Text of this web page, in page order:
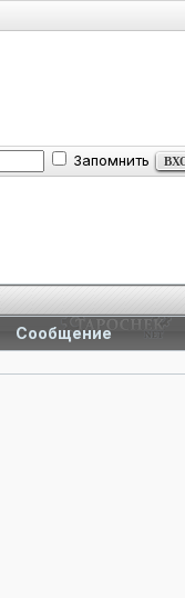
Запомнить
Сообщение